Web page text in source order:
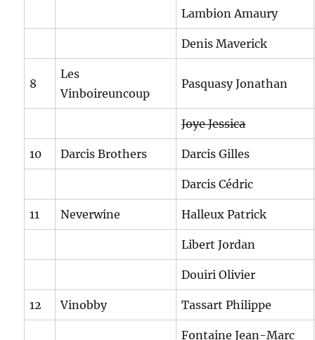
Lambion Amaury
Denis Maverick
8
Les
Vinboireuncoup
Pasquasy Jonathan
Joye Jessica
10 Darcis Brothers Darcis Gilles
Darcis Cédric
11 Neverwine Halleux Patrick
Libert Jordan
Douiri Olivier
12 Vinobby Tassart Philippe
Fontaine Jean-Marc